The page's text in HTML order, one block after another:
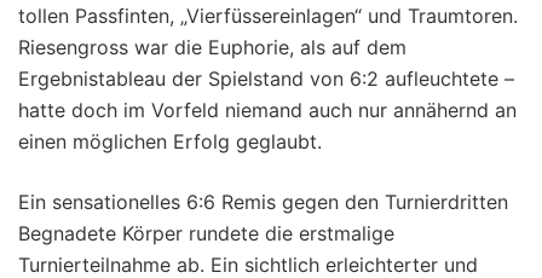
tollen Passfinten, „Vierfüssereinlagen“ und Traumtoren.
Riesengross war die Euphorie, als auf dem
Ergebnistableau der Spielstand von 6:2 aufleuchtete –
hatte doch im Vorfeld niemand auch nur annähernd an
einen möglichen Erfolg geglaubt.
Ein sensationelles 6:6 Remis gegen den Turnierdritten
Begnadete Körper rundete die erstmalige
Turnierteilnahme ab. Ein sichtlich erleichterter und